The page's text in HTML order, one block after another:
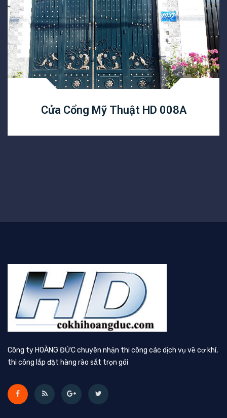
Cửa Cổng Mỹ Thuật HD 008A
Công ty HOÀNG ĐỨC chuyên nhận thi công các dịch vụ về cơ khí,
thi công lắp đặt hàng rào sắt trọn gói